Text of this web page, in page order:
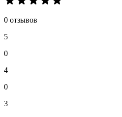
0 отзывов
5
0
4
0
3